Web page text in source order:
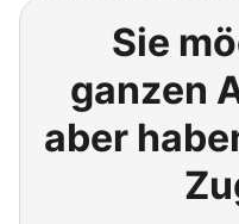
Sie
ganzen
aber